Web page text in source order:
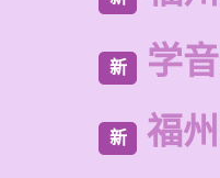
新 学
新 福